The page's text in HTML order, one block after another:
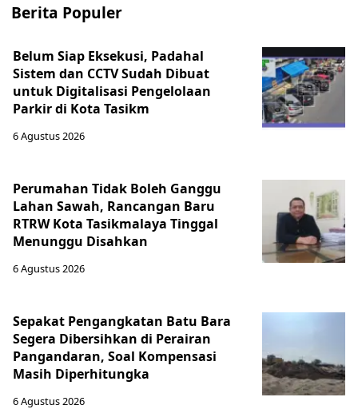
Berita Populer
Belum Siap Eksekusi, Padahal
Sistem dan CCTV Sudah Dibuat
untuk Digitalisasi Pengelolaan
Parkir di Kota Tasikm
6 Agustus 2026
Perumahan Tidak Boleh Ganggu
Lahan Sawah, Rancangan Baru
RTRW Kota Tasikmalaya Tinggal
Menunggu Disahkan
6 Agustus 2026
Sepakat Pengangkatan Batu Bara
Segera Dibersihkan di Perairan
Pangandaran, Soal Kompensasi
Masih Diperhitungka
6 Agustus 2026